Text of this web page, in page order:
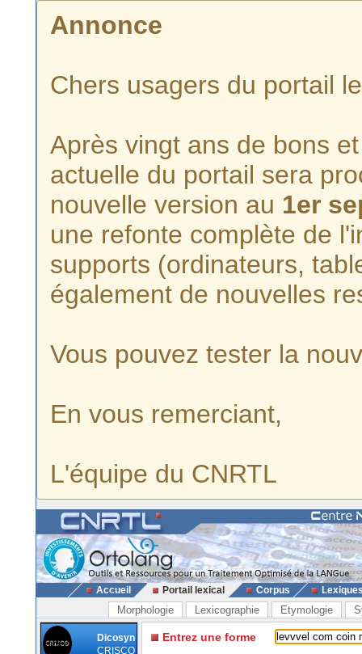
Annonce
Chers usagers du portail
Après vingt ans de bons
actuelle du portail sera
nouvelle version au 1er
une refonte complète de
supports (ordinateurs,
également de nouvelles
Vous pouvez tester la
En vous remerciant,
L'équipe du CNRTL
Accueil Portail lexical Corpus
Morphologie Lexicographie Etymologie
Dicosyn
CRISCO
Entrez une forme